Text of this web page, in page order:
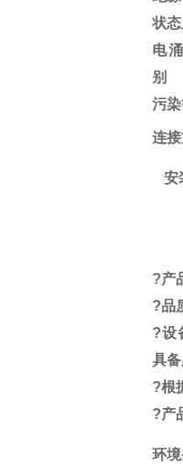
状
电
别
污
连
安
?产
?品
?设
具
?根
?产
环